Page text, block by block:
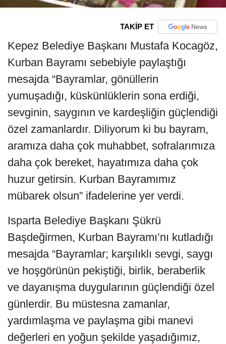
TAKİP ET
Kepez Belediye Başkanı Mustafa Kocagöz,
Kurban Bayramı sebebiyle paylaştığı
mesajda “Bayramlar, gönüllerin
yumuşadığı, küskünlüklerin sona erdiği,
sevginin, saygının ve kardeşliğin güçlendiği
özel zamanlardır. Diliyorum ki bu bayram,
aramıza daha çok muhabbet, sofralarımıza
daha çok bereket, hayatımıza daha çok
huzur getirsin. Kurban Bayramımız
mübarek olsun” ifadelerine yer verdi.
Isparta Belediye Başkanı Şükrü
Başdeğirmen, Kurban Bayramı’nı kutladığı
mesajda “Bayramlar; karşılıklı sevgi, saygı
ve hoşgörünün pekiştiği, birlik, beraberlik
ve dayanışma duygularının güçlendiği özel
günlerdir. Bu müstesna zamanlar,
yardımlaşma ve paylaşma gibi manevi
değerleri en yoğun şekilde yaşadığımız,